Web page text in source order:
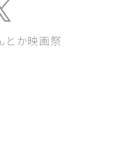
とか映画祭